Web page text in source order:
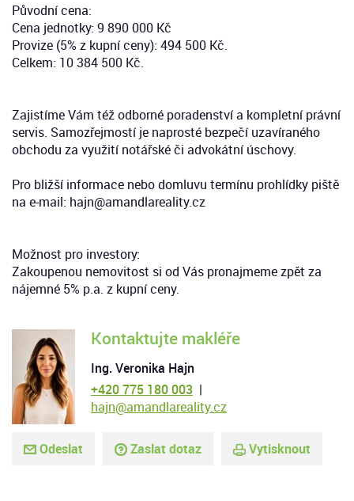
Původní cena:
Cena jednotky: 9 890 000 Kč
Provize (5% z kupní ceny): 494 500 Kč.
Celkem: 10 384 500 Kč.
Zajistíme Vám též odborné poradenství a kompletní právní
servis. Samozřejmostí je naprosté bezpečí uzavíraného
obchodu za využití notářské či advokátní úschovy.
Pro bližší informace nebo domluvu termínu prohlídky piště
na e-mail: hajn@amandlareality.cz
Možnost pro investory:
Zakoupenou nemovitost si od Vás pronajmeme zpět za
nájemné 5% p.a. z kupní ceny.
Kontaktujte makléře
Ing. Veronika Hajn
+420 775 180 003 |
hajn@amandlareality.cz
Odeslat Zaslat dotaz Vytisknout